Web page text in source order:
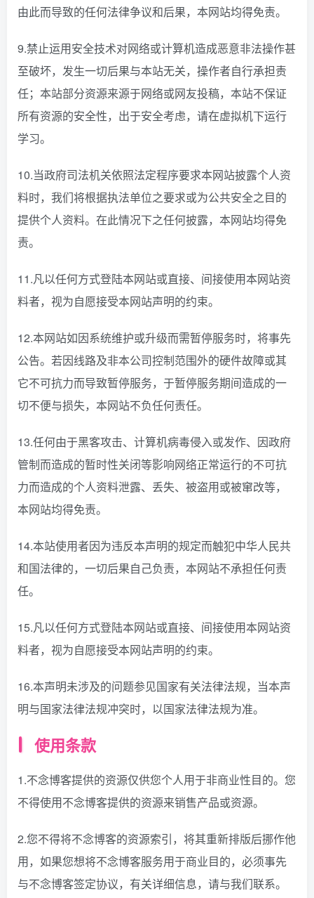
由此而导致的任何法律争议和后果，本网站均得免责。
9.禁止运用安全技术对网络或计算机造成恶意非法操作甚
至破坏，发生一切后果与本站无关，操作者自行承担责
任；本站部分资源来源于网络或网友投稿，本站不保证
所有资源的安全性，出于安全考虑，请在虚拟机下运行
学习。
10.当政府司法机关依照法定程序要求本网站披露个人资
料时，我们将根据执法单位之要求或为公共安全之目的
提供个人资料。在此情况下之任何披露，本网站均得免
责。
11.凡以任何方式登陆本网站或直接、间接使用本网站资
料者，视为自愿接受本网站声明的约束。
12.本网站如因系统维护或升级而需暂停服务时，将事先
公告。若因线路及非本公司控制范围外的硬件故障或其
它不可抗力而导致暂停服务，于暂停服务期间造成的一
切不便与损失，本网站不负任何责任。
13.任何由于黑客攻击、计算机病毒侵入或发作、因政府
管制而造成的暂时性关闭等影响网络正常运行的不可抗
力而造成的个人资料泄露、丢失、被盗用或被窜改等，
本网站均得免责。
14.本站使用者因为违反本声明的规定而触犯中华人民共
和国法律的，一切后果自己负责，本网站不承担任何责
任。
15.凡以任何方式登陆本网站或直接、间接使用本网站资
料者，视为自愿接受本网站声明的约束。
16.本声明未涉及的问题参见国家有关法律法规，当本声
明与国家法律法规冲突时，以国家法律法规为准。
使用条款
1.不念博客提供的资源仅供您个人用于非商业性目的。您
不得使用不念博客提供的资源来销售产品或资源。
2.您不得将不念博客的资源索引，将其重新排版后挪作他
用，如果您想将不念博客服务用于商业目的，必须事先
与不念博客签定协议，有关详细信息，请与我们联系。